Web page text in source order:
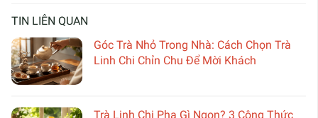
TIN LIÊN QUAN
Góc Trà Nhỏ Trong Nhà: Cách Chọn Trà
Linh Chi Chỉn Chu Để Mời Khách
Trà Linh Chi Pha Gì Ngon? 3 Công Thức